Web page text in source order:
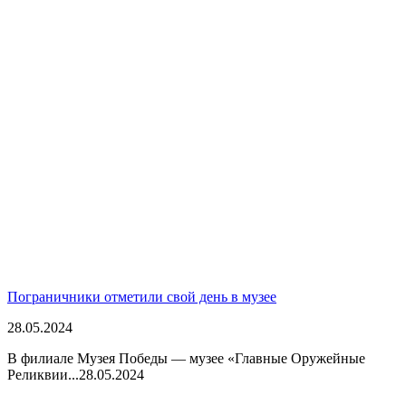
Пограничники отметили свой день в музее
28.05.2024
В филиале Музея Победы — музее «Главные Оружейные
Реликвии...28.05.2024